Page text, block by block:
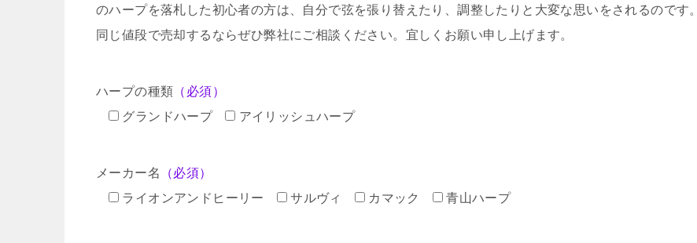
のハープを落札した初心者の方は、自分で弦を張り替えたり、調整したりと大変な思いをされるのです。
同じ値段で売却するならぜひ弊社にご相談ください。宜しくお願い申し上げます。
ハープの種類 （必須）
グランドハープ
アイリッシュハープ
メーカー名
（必須）
ライオンアンドヒーリー
サルヴィ カマック 青山ハープ